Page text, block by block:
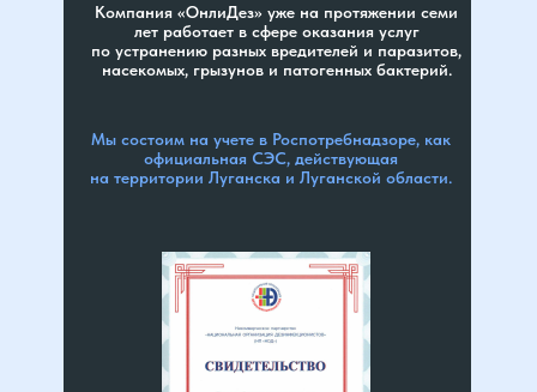
Компания «ОнлиДез» уже на протяжении семи
лет работает в сфере оказания услуг
по устранению разных вредителей и паразитов,
насекомых, грызунов и патогенных бактерий.
Мы состоим на учете в Роспотребнадзоре, как
официальная СЭС, действующая
на территории Луганска и Луганской области.